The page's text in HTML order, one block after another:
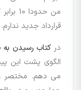
من
قرارداد جدید ندارم.
درکتاب رسیدن
الگوی پشت این
می دهم. مختصر